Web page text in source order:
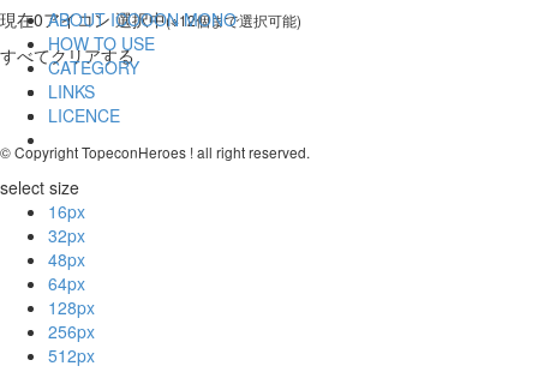
現在0アイコン 選択中(※12個まで選択可能)
すべてクリアする
select size
16px
32px
48px
64px
128px
256px
512px
ABOUT ICOOON MONO
HOW TO USE
CATEGORY
LINKS
LICENCE
© Copyright TopeconHeroes ! all right reserved.